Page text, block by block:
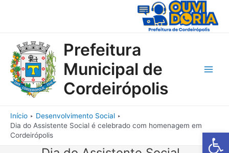
Barra de
Prefeitura
Municipal de
Cordeirópolis
Início
Desenvolvimento Social
Dia do Assistente Social é celebrado com homenagem em
Cordeirópolis